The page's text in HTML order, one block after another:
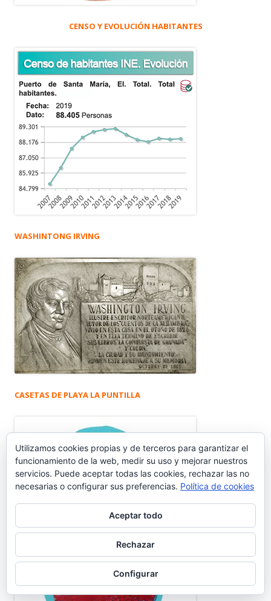
CENSO Y EVOLUCIÓN HABITANTES
WASHINTONG IRVING
CASETAS DE PLAYA LA PUNTILLA
Utilizamos cookies propias y de terceros para garantizar el
funcionamiento de la web, medir su uso y mejorar nuestros
servicios. Puede aceptar todas las cookies, rechazar las no
necesarias o configurar sus preferencias. Política de cookies
Aceptar todo
Rechazar
Configurar